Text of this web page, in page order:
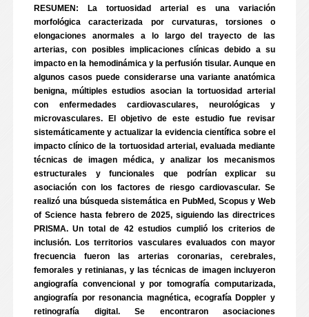
RESUMEN: La tortuosidad arterial es una variación
morfológica caracterizada por curvaturas, torsiones o
elongaciones anormales a lo largo del trayecto de las
arterias, con posibles implicaciones clínicas debido a su
impacto en la hemodinámica y la perfusión tisular. Aunque en
algunos casos puede considerarse una variante anatómica
benigna, múltiples estudios asocian la tortuosidad arterial
con enfermedades cardiovasculares, neurológicas y
microvasculares. El objetivo de este estudio fue revisar
sistemáticamente y actualizar la evidencia científica sobre el
impacto clínico de la tortuosidad arterial, evaluada mediante
técnicas de imagen médica, y analizar los mecanismos
estructurales y funcionales que podrían explicar su
asociación con los factores de riesgo cardiovascular. Se
realizó una búsqueda sistemática en PubMed, Scopus y Web
of Science hasta febrero de 2025, siguiendo las directrices
PRISMA. Un total de 42 estudios cumplió los criterios de
inclusión. Los territorios vasculares evaluados con mayor
frecuencia fueron las arterias coronarias, cerebrales,
femorales y retinianas, y las técnicas de imagen incluyeron
angiografía convencional y por tomografía computarizada,
angiografía por resonancia magnética, ecografía Doppler y
retinografía digital. Se encontraron asociaciones